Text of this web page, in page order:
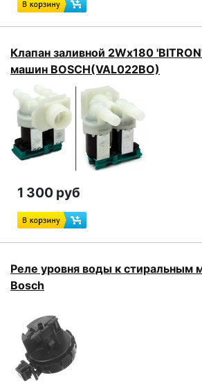
Клапан заливной 2Wx180
машин BOSCH(VAL022BO)
1 300 руб
Реле уровня воды к стиральным
Bosch